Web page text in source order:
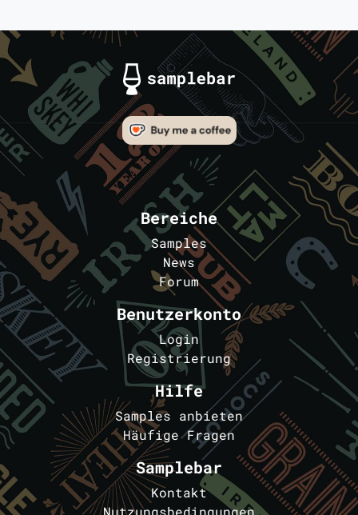
Bereiche
Samples
News
Forum
Benutzerkonto
Login
Registrierung
Hilfe
Samples anbieten
Häufige Fragen
Samplebar
Kontakt
Nutzungsbedingungen